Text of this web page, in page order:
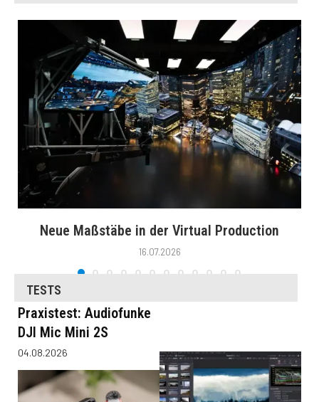
Neue Maßstäbe in der Virtual Production
16.07.2026
TESTS
Praxistest: Audiofunke
DJI Mic Mini 2S
04.08.2026